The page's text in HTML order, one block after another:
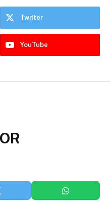
Twitter
YouTube